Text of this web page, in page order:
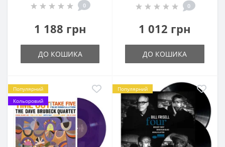
0
1 188 грн
ДО КОШИКА
0
1 012 грн
ДО КОШИКА
Популярний
Кольоровий
Популярний